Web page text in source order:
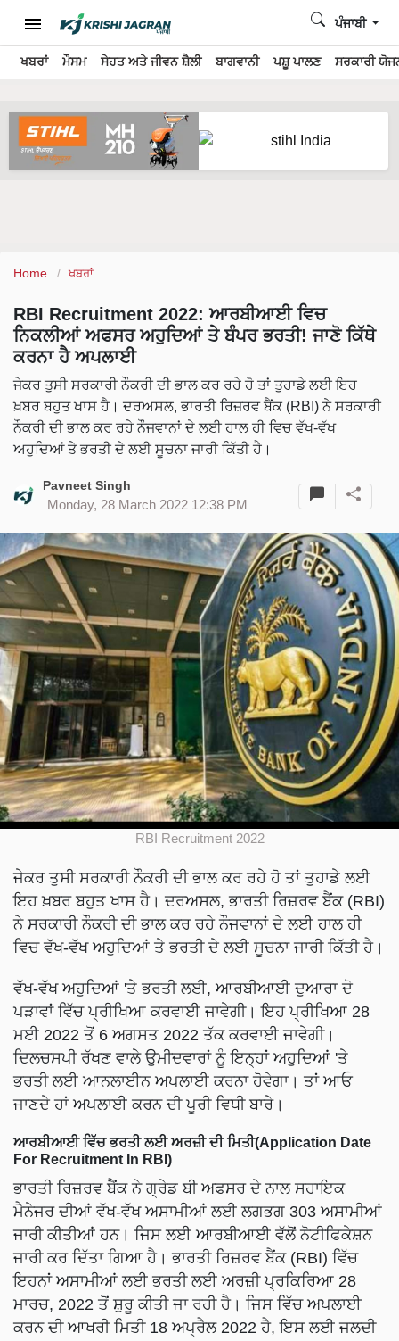
ਖਬਰਾਂ ਮੌਸਮ ਸੇਹਤ ਅਤੇ ਜੀਵਨ ਸ਼ੈਲੀ ਬਾਗਵਾਨੀ ਪਸ਼ੂ ਪਾਲਣ ਸਰਕਾਰੀ
ਪੰਜਾਬੀ
Home ਖਬਰਾਂ
RBI Recruitment 2022: ਆਰਬੀਆਈ ਵਿਚ
ਨਿਕਲੀਆਂ ਅਫਸਰ ਅਹੁਦਿਆਂ ਤੇ ਬੰਪਰ ਭਰਤੀ! ਜਾਣੋ ਕਿੱਥੇ
ਕਰਨਾ ਹੈ ਅਪਲਾਈ
ਜੇਕਰ ਤੁਸੀ ਸਰਕਾਰੀ ਨੌਕਰੀ ਦੀ ਭਾਲ ਕਰ ਰਹੇ ਹੋ ਤਾਂ ਤੁਹਾਡੇ ਲਈ ਇਹ
ਖ਼ਬਰ ਬਹੁਤ ਖਾਸ ਹੈ। ਦਰਅਸਲ, ਭਾਰਤੀ ਰਿਜ਼ਰਵ ਬੈਂਕ (RBI) ਨੇ ਸਰਕਾਰੀ
ਨੌਕਰੀ ਦੀ ਭਾਲ ਕਰ ਰਹੇ ਨੌਜਵਾਨਾਂ ਦੇ ਲਈ ਹਾਲ ਹੀ ਵਿਚ ਵੱਖ-ਵੱਖ
ਅਹੁਦਿਆਂ ਤੇ ਭਰਤੀ ਦੇ ਲਈ ਸੂਚਨਾ ਜਾਰੀ ਕਿੱਤੀ ਹੈ।
Pavneet Singh
Monday, 28 March 2022 12:38 PM
RBI Recruitment 2022
ਜੇਕਰ ਤੁਸੀ ਸਰਕਾਰੀ ਨੌਕਰੀ ਦੀ ਭਾਲ ਕਰ ਰਹੇ ਹੋ ਤਾਂ ਤੁਹਾਡੇ ਲਈ
ਇਹ ਖ਼ਬਰ ਬਹੁਤ ਖਾਸ ਹੈ। ਦਰਅਸਲ, ਭਾਰਤੀ ਰਿਜ਼ਰਵ ਬੈਂਕ (RBI)
ਨੇ ਸਰਕਾਰੀ ਨੌਕਰੀ ਦੀ ਭਾਲ ਕਰ ਰਹੇ ਨੌਜਵਾਨਾਂ ਦੇ ਲਈ ਹਾਲ ਹੀ
ਵਿਚ ਵੱਖ-ਵੱਖ ਅਹੁਦਿਆਂ ਤੇ ਭਰਤੀ ਦੇ ਲਈ ਸੂਚਨਾ ਜਾਰੀ ਕਿੱਤੀ ਹੈ।
ਵੱਖ-ਵੱਖ ਅਹੁਦਿਆਂ 'ਤੇ ਭਰਤੀ ਲਈ, ਆਰਬੀਆਈ ਦੁਆਰਾ ਦੋ
ਪੜਾਵਾਂ ਵਿੱਚ ਪ੍ਰੀਖਿਆ ਕਰਵਾਈ ਜਾਵੇਗੀ। ਇਹ ਪ੍ਰੀਖਿਆ 28
ਮਈ 2022 ਤੋਂ 6 ਅਗਸਤ 2022 ਤੱਕ ਕਰਵਾਈ ਜਾਵੇਗੀ।
ਦਿਲਚਸਪੀ ਰੱਖਣ ਵਾਲੇ ਉਮੀਦਵਾਰਾਂ ਨੂੰ ਇਨ੍ਹਾਂ ਅਹੁਦਿਆਂ 'ਤੇ
ਭਰਤੀ ਲਈ ਆਨਲਾਈਨ ਅਪਲਾਈ ਕਰਨਾ ਹੋਵੇਗਾ। ਤਾਂ ਆਓ
ਜਾਣਦੇ ਹਾਂ ਅਪਲਾਈ ਕਰਨ ਦੀ ਪੂਰੀ ਵਿਧੀ ਬਾਰੇ।
ਆਰਬੀਆਈ ਵਿੱਚ ਭਰਤੀ ਲਈ ਅਰਜ਼ੀ ਦੀ ਮਿਤੀ(Application Date
For Recruitment In RBI)
ਭਾਰਤੀ ਰਿਜ਼ਰਵ ਬੈਂਕ ਨੇ ਗ੍ਰੇਡ ਬੀ ਅਫਸਰ ਦੇ ਨਾਲ ਸਹਾਇਕ
ਮੈਨੇਜਰ ਦੀਆਂ ਵੱਖ-ਵੱਖ ਅਸਾਮੀਆਂ ਲਈ ਲਗਭਗ 303 ਅਸਾਮੀਆਂ
ਜਾਰੀ ਕੀਤੀਆਂ ਹਨ। ਜਿਸ ਲਈ ਆਰਬੀਆਈ ਵੱਲੋਂ ਨੋਟੀਫਿਕੇਸ਼ਨ
ਜਾਰੀ ਕਰ ਦਿੱਤਾ ਗਿਆ ਹੈ। ਭਾਰਤੀ ਰਿਜ਼ਰਵ ਬੈਂਕ (RBI) ਵਿੱਚ
ਇਹਨਾਂ ਅਸਾਮੀਆਂ ਲਈ ਭਰਤੀ ਲਈ ਅਰਜ਼ੀ ਪ੍ਰਕਿਰਿਆ 28
ਮਾਰਚ, 2022 ਤੋਂ ਸ਼ੁਰੂ ਕੀਤੀ ਜਾ ਰਹੀ ਹੈ। ਜਿਸ ਵਿੱਚ ਅਪਲਾਈ
ਕਰਨ ਦੀ ਆਖਰੀ ਮਿਤੀ 18 ਅਪ੍ਰੈਲ 2022 ਹੈ, ਇਸ ਲਈ ਜਲਦੀ